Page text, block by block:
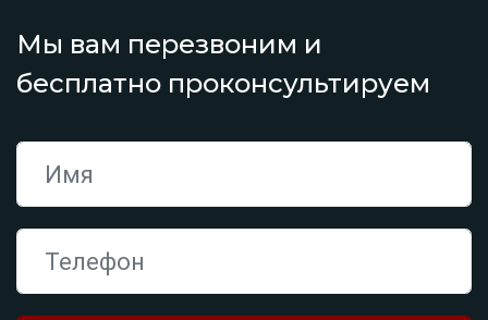
Мы вам перезвоним и
бесплатно проконсультируем